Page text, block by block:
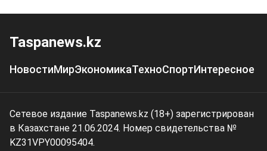
Taspanews.kz
НовостиМирЭкономикаТехноСпортИнтересное
Сетевое издание Taspanews.kz (18+) зарегистрирован
в Казахстане 21.06.2024. Номер свидетельства №
KZ31VPY00095404.